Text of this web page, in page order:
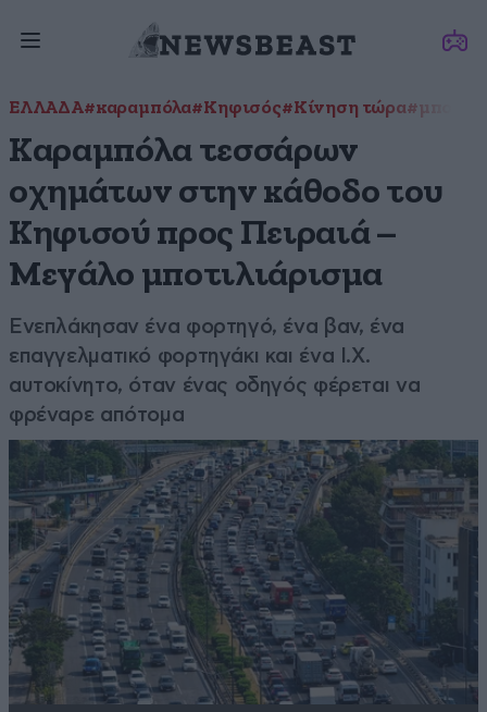
ΕΛΛΑΔΑ#καραμπόλα#Κηφισός#Κίνηση τώρα
Καραμπόλα τεσσάρων
οχημάτων στην κάθοδο του
Κηφισού προς Πειραιά –
Μεγάλο μποτιλιάρισμα
Ενεπλάκησαν ένα φορτηγό, ένα βαν, ένα
επαγγελματικό φορτηγάκι και ένα Ι.Χ.
αυτοκίνητο, όταν ένας οδηγός φέρεται να
φρέναρε απότομα